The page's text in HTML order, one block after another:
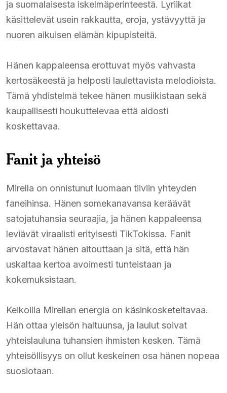
ja suomalaisesta iskelmäperinteestä. Lyriikat
käsittelevät usein rakkautta, eroja, ystävyyttä ja
nuoren aikuisen elämän kipupisteitä.
Hänen kappaleensa erottuvat myös vahvasta
kertosäkeestä ja helposti laulettavista melodioista.
Tämä yhdistelmä tekee hänen musiikistaan sekä
kaupallisesti houkuttelevaa että aidosti
koskettavaa.
Fanit ja yhteisö
Mirella on onnistunut luomaan tiiviin yhteyden
faneihinsa. Hänen somekanavansa keräävät
satojatuhansia seuraajia, ja hänen kappaleensa
leviävät viraalisti erityisesti TikTokissa. Fanit
arvostavat hänen aitouttaan ja sitä, että hän
uskaltaa kertoa avoimesti tunteistaan ja
kokemuksistaan.
Keikoilla Mirellan energia on käsinkosketeltavaa.
Hän ottaa yleisön haltuunsa, ja laulut soivat
yhteislauluna tuhansien ihmisten kesken. Tämä
yhteisöllisyys on ollut keskeinen osa hänen nopeaa
suosiotaan.